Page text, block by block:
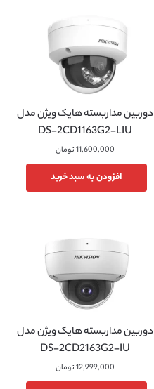
دوربین مداربسته هایک ویژن مدل
DS-2CD1163G2-LIU
11,600,000تومان
افزودن به سبد خرید
دوربین مداربسته هایک ویژن مدل
DS-2CD2163G2-IU
12,999,000تومان